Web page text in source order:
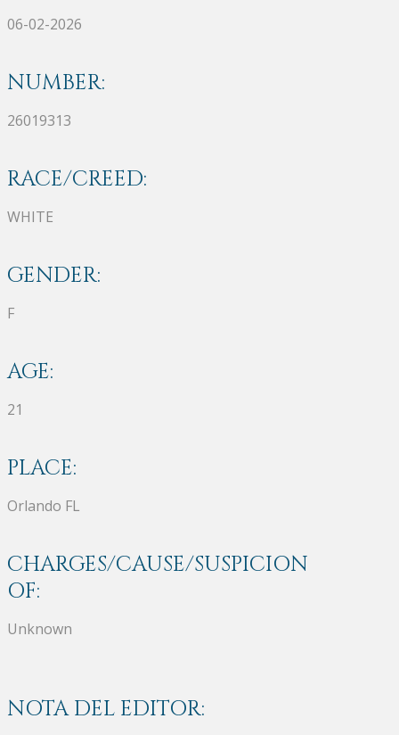
06-02-2026
NUMBER:
26019313
RACE/CREED:
WHITE
GENDER:
F
AGE:
21
PLACE:
Orlando FL
CHARGES/CAUSE/SUSPICION
OF:
Unknown
NOTA DEL EDITOR: